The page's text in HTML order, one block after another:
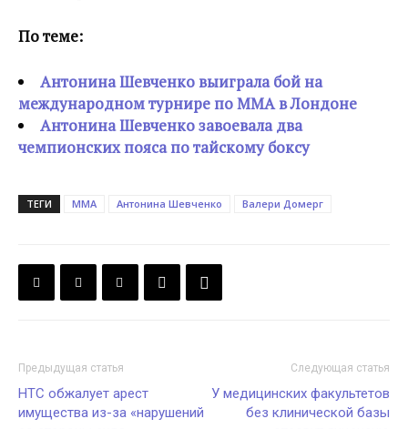
По теме:
Антонина Шевченко выиграла бой на
международном турнире по ММА в Лондоне
Антонина Шевченко завоевала два
чемпионских пояса по тайскому боксу
ТЕГИ MMA Антонина Шевченко Валери Домерг
Предыдущая статья
НТС обжалует арест
имущества из-за «нарушений
Следующая статья
У медицинских факультетов
без клинической базы